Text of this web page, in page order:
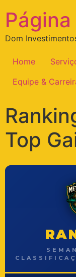
Dom
Home
Equipe &
Top